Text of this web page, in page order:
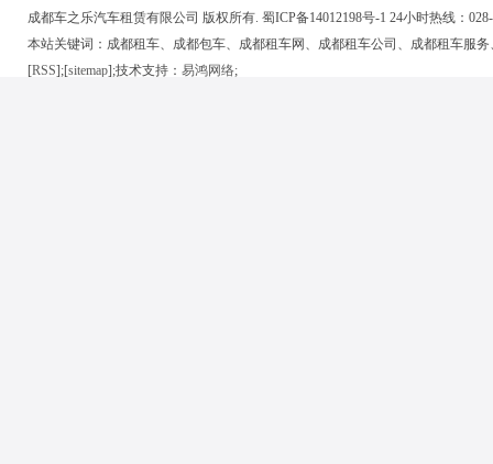
成都车之乐汽车租赁有限公司 版权所有. 蜀ICP备14012198号-1 24小时热线：
本站关键词：成都租车、成都包车、成都租车网、成都租车公司、成都租车服
[RSS];[sitemap];技术支持： 易鸿网络;